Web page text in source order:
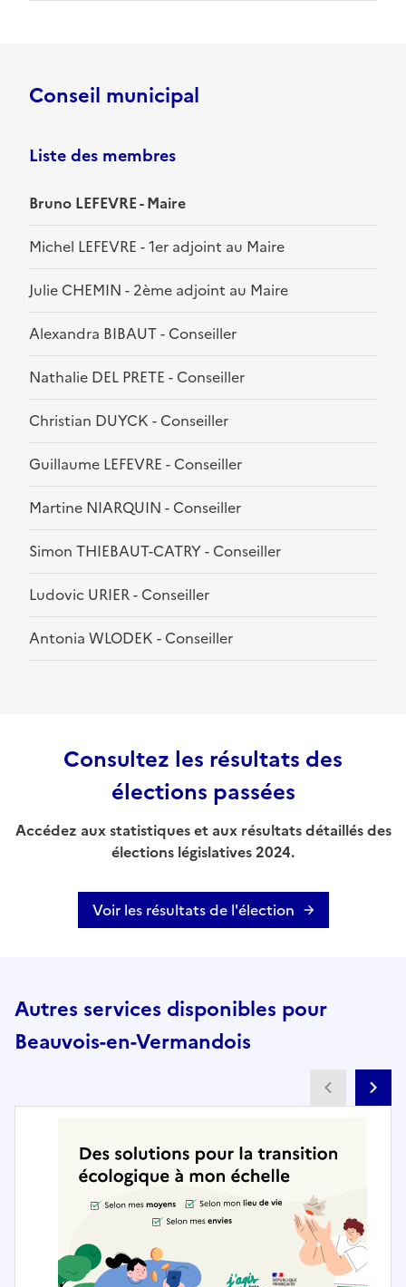
Conseil municipal
Liste des membres
Bruno LEFEVRE - Maire
Michel LEFEVRE - 1er adjoint au Maire
Julie CHEMIN - 2ème adjoint au Maire
Alexandra BIBAUT - Conseiller
Nathalie DEL PRETE - Conseiller
Christian DUYCK - Conseiller
Guillaume LEFEVRE - Conseiller
Martine NIARQUIN - Conseiller
Simon THIEBAUT-CATRY - Conseiller
Ludovic URIER - Conseiller
Antonia WLODEK - Conseiller
Consultez les résultats des
élections passées
Accédez aux statistiques et aux résultats détaillés des
élections législatives 2024.
Voir les résultats de l'élection
Autres services disponibles pour
Beauvois-en-Vermandois